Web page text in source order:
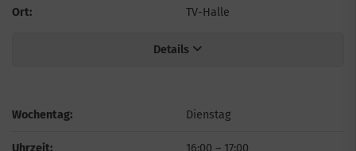
Ort: TV-Halle
Details
Wochentag: Dienstag
Uhrzeit: 16:00 – 17:00